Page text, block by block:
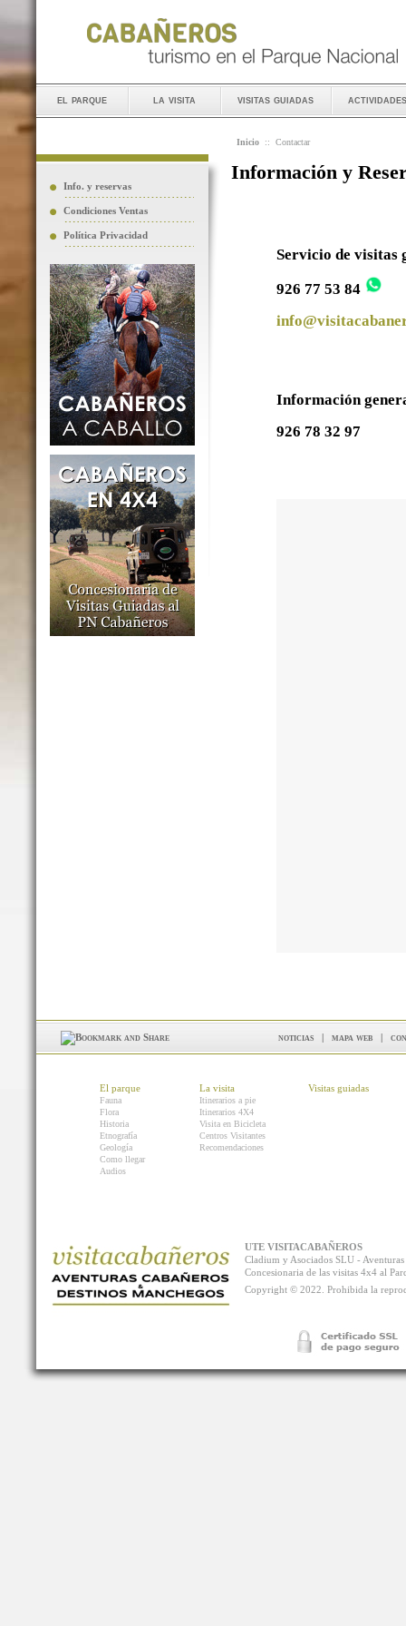
el parque la visita visitas guiadas actividades
Info. y reservas
Condiciones Ventas
Política Privacidad
Inicio :: Contactar
Información y
Servicio de visitas
926 77 53 84
Información
926 78 32 97
noticias | mapa web |
El parque
Fauna
Flora
Historia
Etnografía
Geología
Como llegar
Audios
La visita
Itinerarios a pie
Itinerarios 4X4
Visita en Bicicleta
Centros Visitantes
Recomendaciones
Visitas guiadas
UTE VISITACABAÑEROS
Cladium y Asociados SLU -
Concesionaria de las visitas 4x4 al
Copyright © 2022. Prohibida la